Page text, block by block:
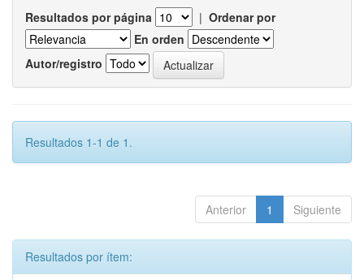
Resultados por página | Ordenar por
En orden
Autor/registro
Resultados 1-1 de 1.
Anterior 1 Siguiente
Resultados por ítem: